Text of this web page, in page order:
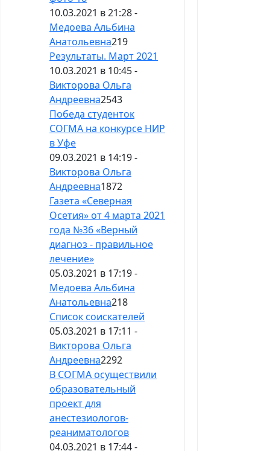
10.03.2021 в 21:28 -
Медоева Альбина
Анатольевна219
Результаты. Март 2021
10.03.2021 в 10:45 -
Викторова Ольга
Андреевна2543
Победа студенток
СОГМА на конкурсе НИР
в Уфе
09.03.2021 в 14:19 -
Викторова Ольга
Андреевна1872
Газета «Северная
Осетия» от 4 марта 2021
года №36 «Верный
диагноз - правильное
лечение»
05.03.2021 в 17:19 -
Медоева Альбина
Анатольевна218
Список соискателей
05.03.2021 в 17:11 -
Викторова Ольга
Андреевна2292
В СОГМА осуществили
образовательный
проект для
анестезиологов-
реаниматологов
04.03.2021 в 17:44 -